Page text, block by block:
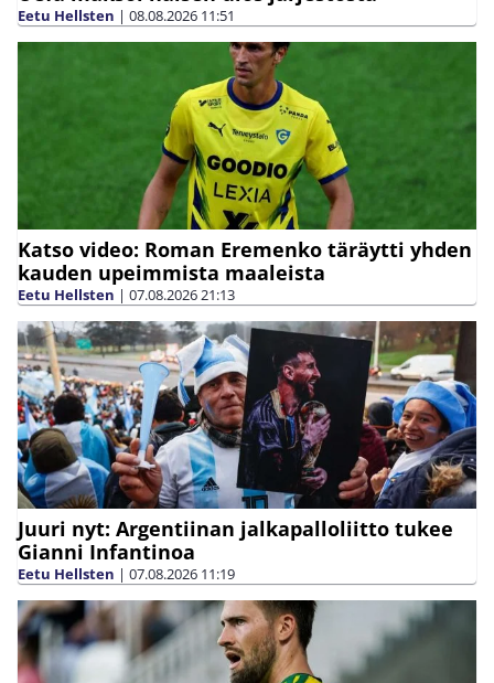
Eetu Hellsten | 08.08.2026 11:51
Katso video: Roman Eremenko täräytti yhden
kauden upeimmista maaleista
Eetu Hellsten | 07.08.202621:13
Juuri nyt: Argentiinan jalkapalloliitto tukee
Gianni Infantinoa
Eetu Hellsten | 07.08.2026 11:19